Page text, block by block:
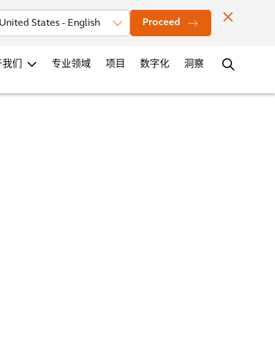
Proceed
投资者 办公室地点 联系
们 专业领域 项目 数字化 洞察